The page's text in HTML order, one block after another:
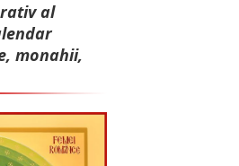
al
monahii,